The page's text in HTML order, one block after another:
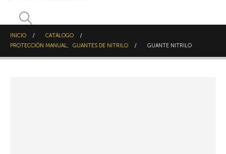
INICIO
CATÁLOGO
PROTECCIÓN MANUAL, GUANTES DE NITRILO GUANTE NITRILO